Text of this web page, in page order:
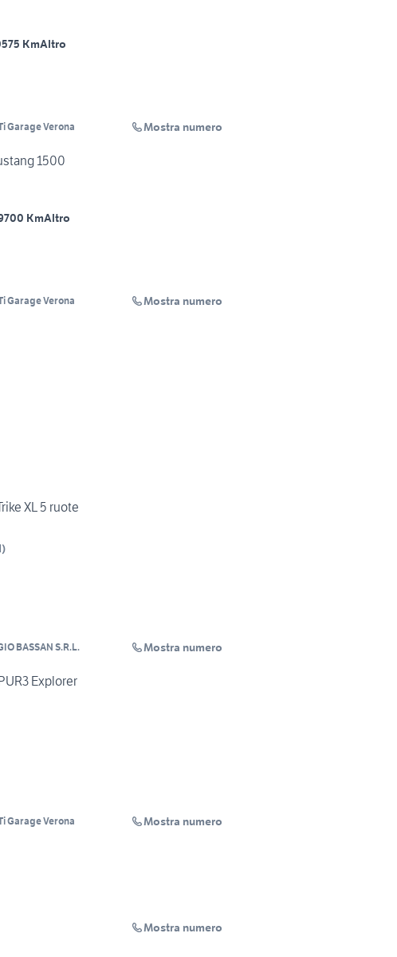
KmAltro
Garage Verona Mostra numero
1500
KmAltro
Garage Verona Mostra numero
XL 5 ruote
)
BASSAN S.R.L. Mostra numero
Explorer
Garage Verona Mostra numero
Mostra numero